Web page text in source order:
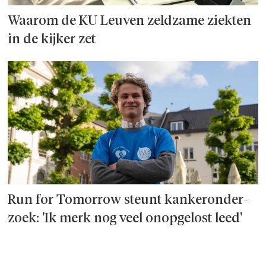
Waarom de KU Leuven zeldzame ziekten
in de kijker zet
Run for Tomorrow steunt kanker­onder­
zoek: 'Ik merk nog veel onopgelost leed'